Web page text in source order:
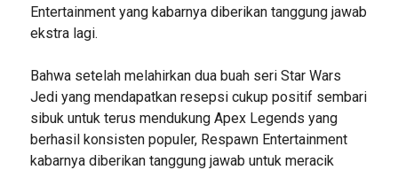
Entertainment yang kabarnya diberikan tanggung jawab
ekstra lagi.
Bahwa setelah melahirkan dua buah seri Star Wars
Jedi yang mendapatkan resepsi cukup positif sembari
sibuk untuk terus mendukung Apex Legends yang
berhasil konsisten populer, Respawn Entertainment
kabarnya diberikan tanggung jawab untuk meracik